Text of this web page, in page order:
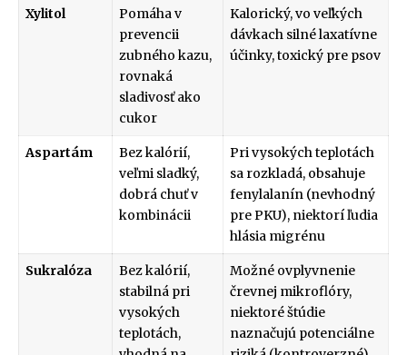
Xylitol
Pomáha v
prevencii
zubného kazu,
rovnaká
sladivosť ako
cukor
Kalorický, vo veľkých
dávkach silné laxatívne
účinky, toxický pre psov
Aspartám
Bez kalórií,
veľmi sladký,
dobrá chuť v
kombinácii
Pri vysokých teplotách
sa rozkladá, obsahuje
fenylalanín (nevhodný
pre PKU), niektorí ľudia
hlásia migrénu
Sukralóza
Bez kalórií,
stabilná pri
vysokých
teplotách,
Možné ovplyvnenie
črevnej mikroflóry,
niektoré štúdie
naznačujú potenciálne